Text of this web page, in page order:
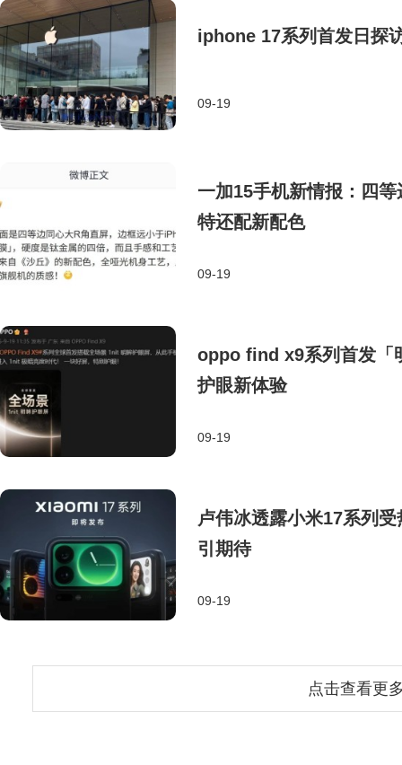
iphone 17系列首发日探
09-19
一加15手机新情报：四
特还配新配色​
09-19
oppo find x9系列首发「
护眼新体验
09-19
卢伟冰透露小米17系列
引期待
09-19
点击查看更